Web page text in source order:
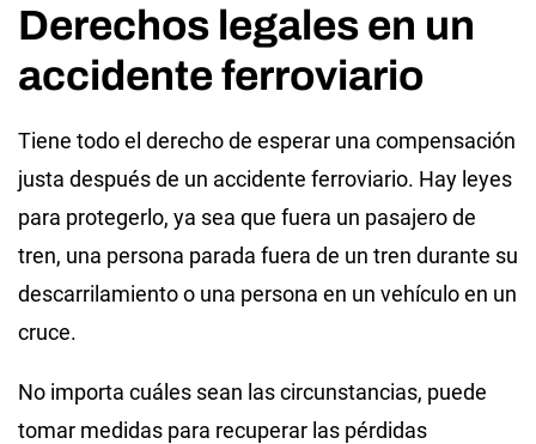
Derechos legales en un
accidente ferroviario
Tiene todo el derecho de esperar una compensación
justa después de un accidente ferroviario. Hay leyes
para protegerlo, ya sea que fuera un pasajero de
tren, una persona parada fuera de un tren durante su
descarrilamiento o una persona en un vehículo en un
cruce.
No importa cuáles sean las circunstancias, puede
tomar medidas para recuperar las pérdidas